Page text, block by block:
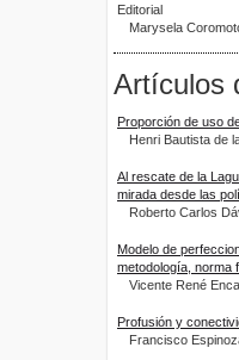
Editorial
Marysela
Artículos
Proporción de uso
Henri Bautista de
Al rescate de la
mirada desde las
Roberto Carlos
Modelo de
metodología, norma
Vicente René
Profusión y
Francisco